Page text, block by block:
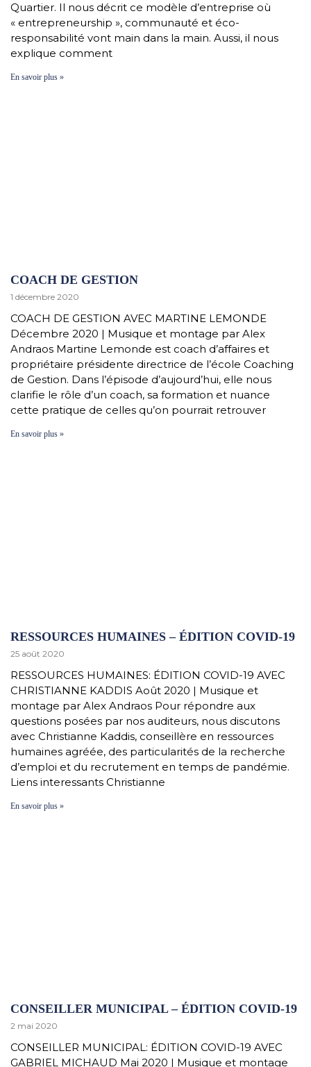
Quartier. Il nous décrit ce modèle d’entreprise où
« entrepreneurship », communauté et éco-
responsabilité vont main dans la main. Aussi, il nous
explique comment
En savoir plus »
COACH DE GESTION
1 décembre 2020
COACH DE GESTION AVEC MARTINE LEMONDE
Décembre 2020 | Musique et montage par Alex
Andraos Martine Lemonde est coach d’affaires et
propriétaire présidente directrice de l’école Coaching
de Gestion. Dans l’épisode d’aujourd’hui, elle nous
clarifie le rôle d’un coach, sa formation et nuance
cette pratique de celles qu’on pourrait retrouver
En savoir plus »
RESSOURCES HUMAINES – ÉDITION COVID-19
25 août 2020
RESSOURCES HUMAINES: ÉDITION COVID-19 AVEC
CHRISTIANNE KADDIS Août 2020 | Musique et
montage par Alex Andraos Pour répondre aux
questions posées par nos auditeurs, nous discutons
avec Christianne Kaddis, conseillère en ressources
humaines agréée, des particularités de la recherche
d’emploi et du recrutement en temps de pandémie.
Liens interessants Christianne
En savoir plus »
CONSEILLER MUNICIPAL – ÉDITION COVID-19
2 mai 2020
CONSEILLER MUNICIPAL: ÉDITION COVID-19 AVEC
GABRIEL MICHAUD Mai 2020 | Musique et montage